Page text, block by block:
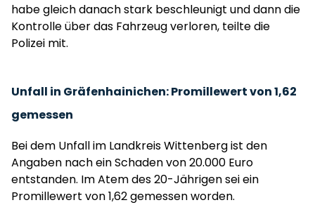
habe gleich danach stark beschleunigt und dann die
Kontrolle über das Fahrzeug verloren, teilte die
Polizei mit.
Unfall in Gräfenhainichen: Promillewert von 1,62
gemessen
Bei dem Unfall im Landkreis Wittenberg ist den
Angaben nach ein Schaden von 20.000 Euro
entstanden. Im Atem des 20-Jährigen sei ein
Promillewert von 1,62 gemessen worden.